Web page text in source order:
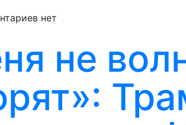
нет
не